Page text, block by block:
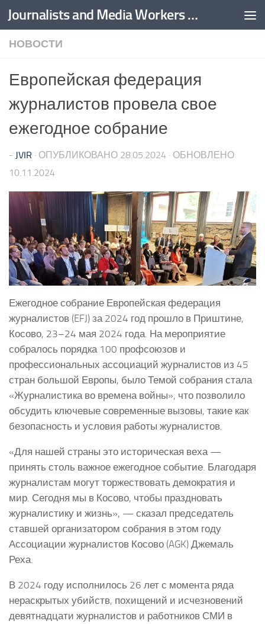
Перейти к содержимому Journalists and Media Workers United
НОВОСТИ
Европейская федерация
журналистов провела свое
ежегодное собрание
- JVIR · ОПУБЛИКОВАНО 28.05.2024 · ОБНОВЛЕНО
10.11.2024
Ежегодное собрание Европейская федерация
журналистов (EFJ) за 2024 год прошло в Приштине,
Косово, 23–24 мая 2024 года. На мероприятие
собралось порядка 100 профсоюзов и
профессиональных ассоциаций журналистов из 45
стран большой Европы, было Темой собрания стала
«Журналистика во времена войны», что позволило
обсудить ключевые современные вызовы, такие как
безопасность и условия работы журналистов.
«Для нашей страны это историческая веха —
принять столь важное ежегодное событие. Благодаря
журналистам могут торжествовать демократия и
мир. Сегодня мы в Косово, чтобы праздновать
журналистику и жизнь», — сказал председатель
ставшей организатором собрания в этом году
Ассоциации журналистов Косово (AGK) Джемаль
Реха.
В 2024 году исполнилось 26 лет с момента ряда
нераскрытых убийств, похищений и исчезновений
девятнадцати журналистов и работников СМИ в